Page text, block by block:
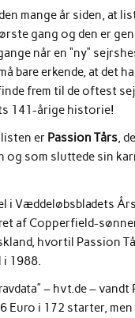
mange år siden, at
gang og den er
når en “ny”
bare erkende, at det
frem til de oftest
141-årige historie!
er Passion Tårs,
og som sluttede sin
i Væddeløbsbladets
af Copperfield-
hvortil Passion
1988.
– hvt.de – vandt
Euro i 172 starter,